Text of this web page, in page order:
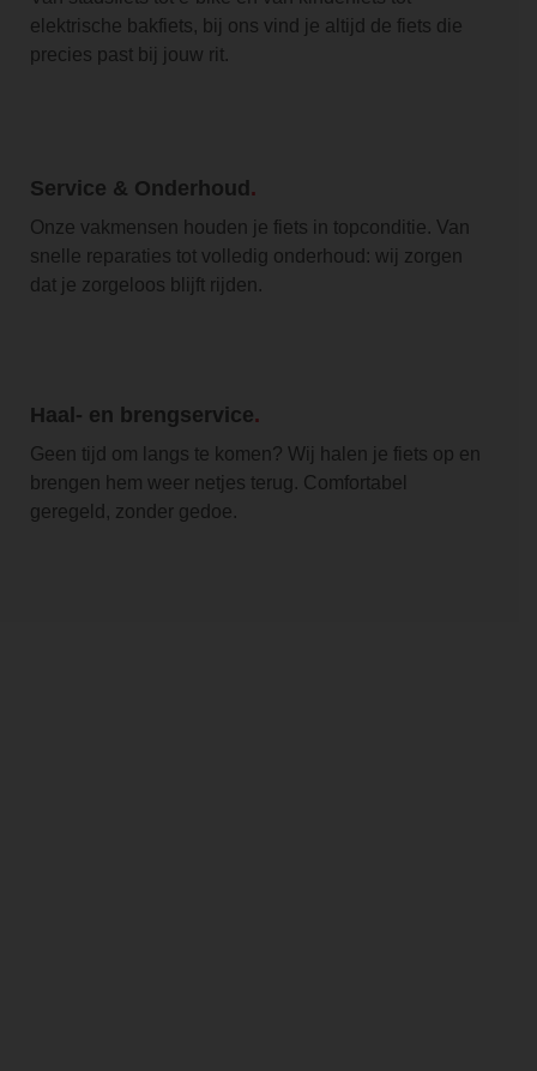
elektrische bakfiets, bij ons vind je altijd de fiets die
precies past bij jouw rit.
Service & Onderhoud
Onze vakmensen houden je fiets in topconditie. Van
snelle reparaties tot volledig onderhoud: wij zorgen
dat je zorgeloos blijft rijden.
Haal- en brengservice
Geen tijd om langs te komen? Wij halen je fiets op en
brengen hem weer netjes terug. Comfortabel
geregeld, zonder gedoe.